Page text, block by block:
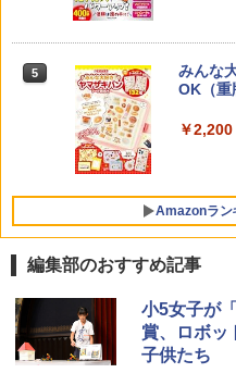
5
ゼロか
なるマ
￥1,430
ンツが
￥
上
￥2,127
5
みんな
OK（重
￥2,200
Amazonラン
メイズ
日本語
スマス
編集部のおすすめ記事
小5女子が
賞、ロボッ
子供たち